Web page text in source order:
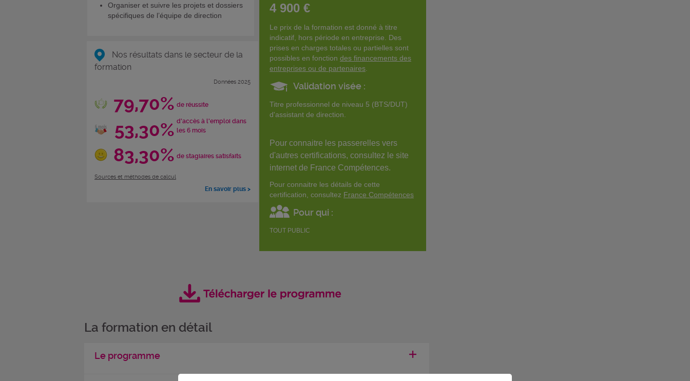
Organiser et suivre les projets et dossiers
spécifiques de l’équipe de direction
Nos résultats dans le secteur de la
formation
Données 2025
79,70% de réussite
53,30% d'accès à l'emploi dans
les 6 mois
83,30% de stagiaires satisfaits
Sources et méthodes de calcul
En savoir plus >
4 900 €
Le prix de la formation est donné à titre
indicatif, hors période en entreprise. Des
prises en charges totales ou partielles sont
possibles en fonction des financements des
entreprises ou de partenaires
Validation visée :
Titre professionnel de niveau 5 (BTS/DUT)
d'assistant de direction.
Pour connaitre les passerelles vers
d'autres certifications, consultez le site
internet de France Compétences.
Pour connaitre les détails de cette
certification, consultez France Compétences
Pour qui :
TOUT PUBLIC
La formation en détail
Le programme